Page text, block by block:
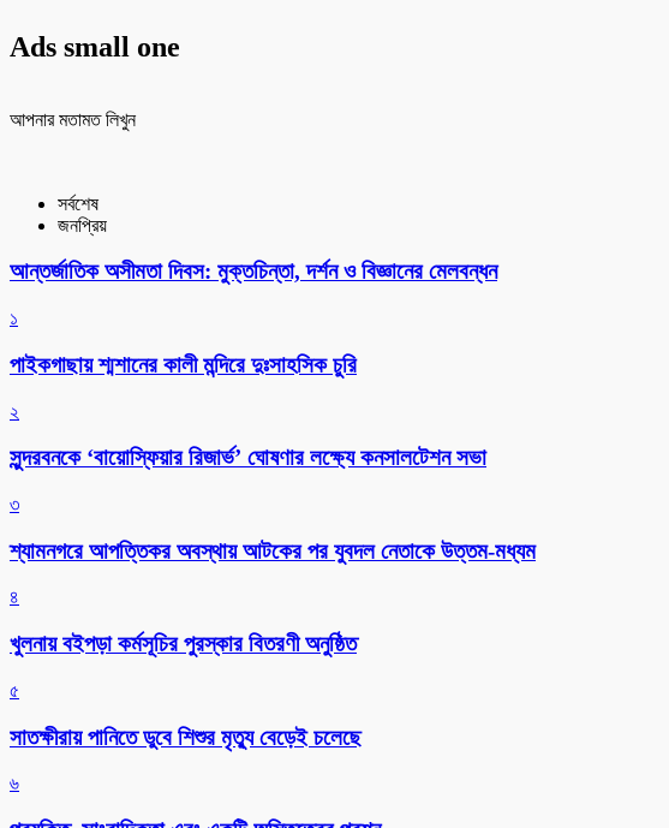
Ads small one
আপনার মতামত লিখুন
সর্বশেষ
জনপ্রিয়
আন্তর্জাতিক অসীমতা দিবস: মুক্তচিন্তা, দর্শন ও বিজ্ঞানের মেলবন্ধন
১
পাইকগাছায় শ্মশানের কালী মন্দিরে দুঃসাহসিক চুরি
২
সুন্দরবনকে ‘বায়োস্ফিয়ার রিজার্ভ’ ঘোষণার লক্ষ্যে কনসালটেশন সভা
৩
শ্যামনগরে আপত্তিকর অবস্থায় আটকের পর যুবদল নেতাকে উত্তম-মধ্যম
৪
খুলনায় বইপড়া কর্মসূচির পুরস্কার বিতরণী অনুষ্ঠিত
৫
সাতক্ষীরায় পানিতে ডুবে শিশুর মৃত্যু বেড়েই চলেছে
৬